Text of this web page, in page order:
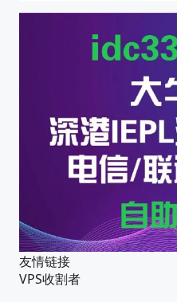
友情链接
VPS收割者